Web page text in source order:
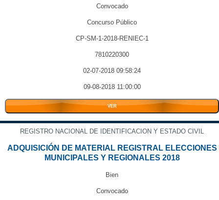
Convocado
Concurso Público
CP-SM-1-2018-RENIEC-1
7810220300
02-07-2018 09:58:24
09-08-2018 11:00:00
VER
REGISTRO NACIONAL DE IDENTIFICACION Y ESTADO CIVIL
ADQUISICIÓN DE MATERIAL REGISTRAL ELECCIONES
MUNICIPALES Y REGIONALES 2018
Bien
Convocado